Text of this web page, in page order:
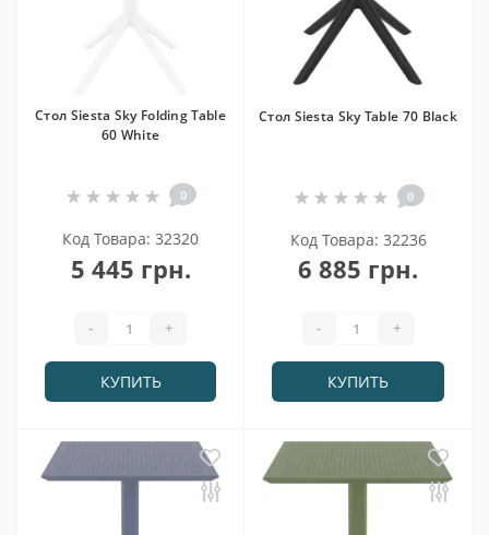
Cтол Siesta Sky Folding Table
60 White
0
Код Товара: 32320
5 445 грн.
- +
КУПИТЬ
Cтол Siesta Sky Table 70 Black
0
Код Товара: 32236
6 885 грн.
- +
КУПИТЬ